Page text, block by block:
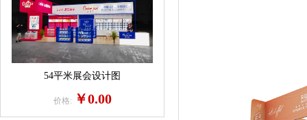
54平米展会设计图
价格: ￥0.00